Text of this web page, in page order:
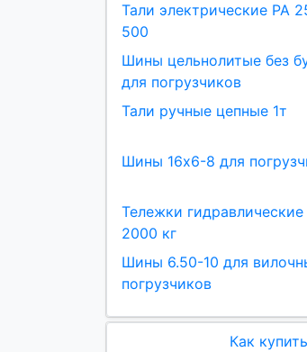
Тали электрические РА
500
Шины цельнолитые без
для погрузчиков
Тали ручные цепные 1т
Шины 16x6-8 для
Тележки гидравлические
2000 кг
Шины 6.50-10 для
погрузчиков
Как купить